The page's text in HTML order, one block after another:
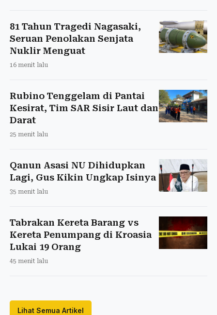
81 Tahun Tragedi Nagasaki,
Seruan Penolakan Senjata
Nuklir Menguat
16 menit lalu
Rubino Tenggelam di Pantai
Kesirat, Tim SAR Sisir Laut dan
Darat
25 menit lalu
Qanun Asasi NU Dihidupkan
Lagi, Gus Kikin Ungkap Isinya
35 menit lalu
Tabrakan Kereta Barang vs
Kereta Penumpang di Kroasia
Lukai 19 Orang
45 menit lalu
Lihat Semua Artikel